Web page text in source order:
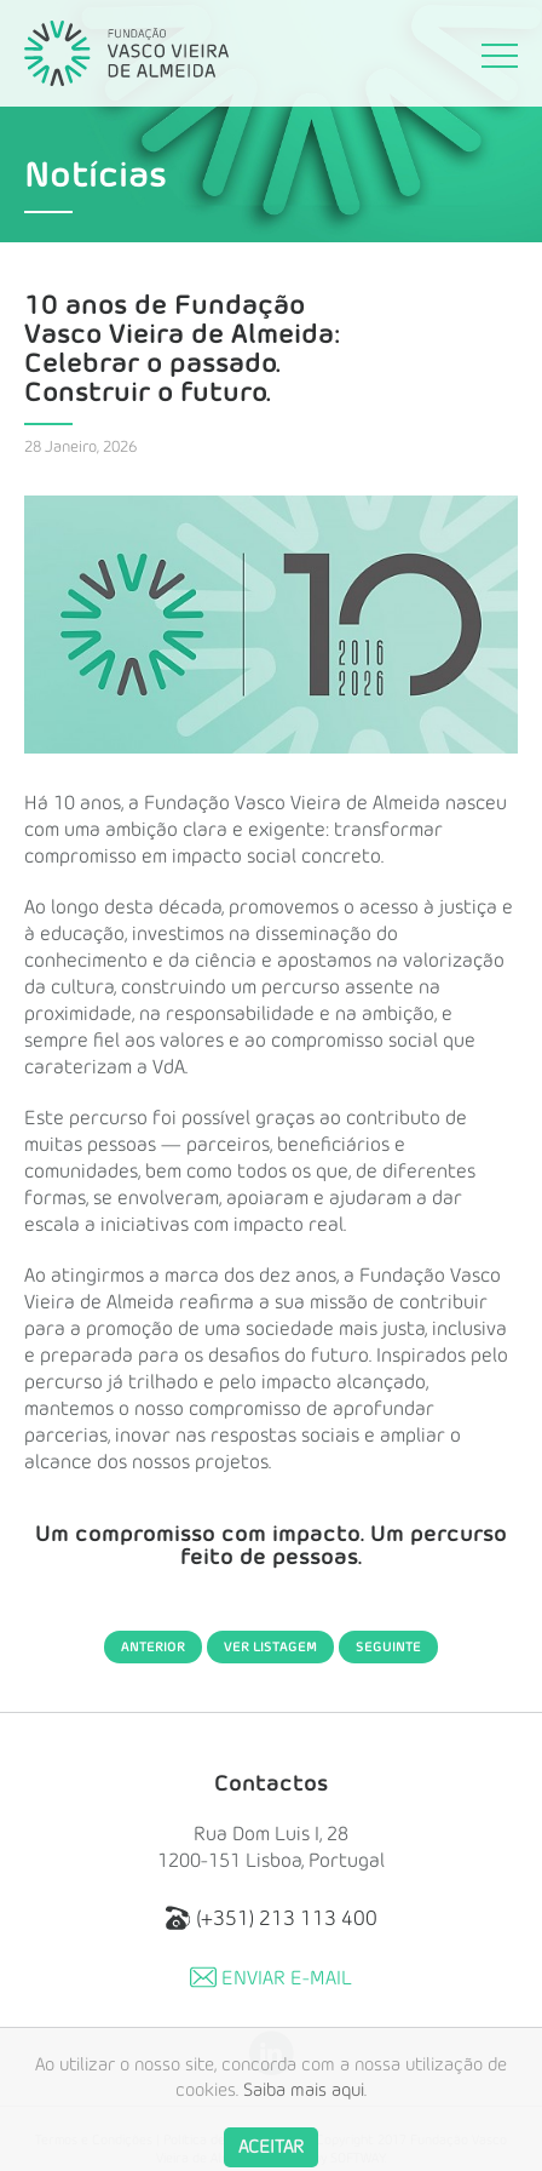
Notícias
10 anos de Fundação
Vasco Vieira de Almeida:
Celebrar o passado.
Construir o futuro.
28 Janeiro, 2026
Há 10 anos, a Fundação Vasco Vieira de Almeida nasceu
com uma ambição clara e exigente: transformar
compromisso em impacto social concreto.
Ao longo desta década, promovemos o acesso à justiça e
à educação, investimos na disseminação do
conhecimento e da ciência e apostamos na valorização
da cultura, construindo um percurso assente na
proximidade, na responsabilidade e na ambição, e
sempre fiel aos valores e ao compromisso social que
caraterizam a VdA.
Este percurso foi possível graças ao contributo de
muitas pessoas — parceiros, beneficiários e
comunidades, bem como todos os que, de diferentes
formas, se envolveram, apoiaram e ajudaram a dar
escala a iniciativas com impacto real.
Ao atingirmos a marca dos dez anos, a Fundação Vasco
Vieira de Almeida reafirma a sua missão de contribuir
para a promoção de uma sociedade mais justa, inclusiva
e preparada para os desafios do futuro. Inspirados pelo
percurso já trilhado e pelo impacto alcançado,
mantemos o nosso compromisso de aprofundar
parcerias, inovar nas respostas sociais e ampliar o
alcance dos nossos projetos.
Um compromisso com impacto. Um percurso
feito de pessoas.
ANTERIOR VER LISTAGEM SEGUINTE
Contactos
Rua Dom Luis I, 28
1200-151 Lisboa, Portugal
(+351) 213 113 400
ENVIAR E-MAIL
Política de Privacidade© Copyright 2017 Fundação Vasco
Ao utilizar o nosso site, concorda com a nossa utilização de
cookies. Saiba mais aqui.
ACEITAR